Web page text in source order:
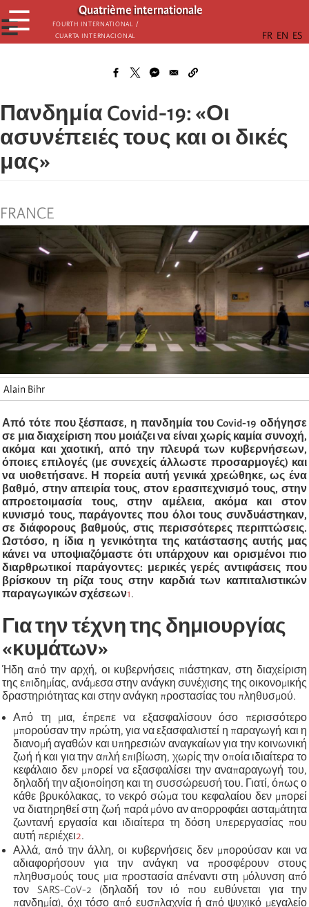
Παράκαμψη
προς
το
Quatrième internationale
Fourth International /
Cuarta Internacional
☰
☰
Πανδημία Covid-19: «Οι
ασυνέπειές τους και οι δικές
μας»
FRANCE
Alain Bihr
Από τότε που ξέσπασε, η πανδημία του Covid-19 οδήγησε
σε μια διαχείριση που μοιάζει να είναι χωρίς καμία συνοχή,
ακόμα και χαοτική, από την πλευρά των κυβερνήσεων,
όποιες επιλογές (με συνεχείς άλλωστε προσαρμογές) και
να υιοθετήσανε. Η πορεία αυτή γενικά χρεώθηκε, ως ένα
βαθμό, στην απειρία τους, στον ερασιτεχνισμό τους, στην
απροετοιμασία τους, στην αμέλεια, ακόμα και στον
κυνισμό τους, παράγοντες που όλοι τους συνδυάστηκαν,
σε διάφορους βαθμούς, στις περισσότερες περιπτώσεις.
Ωστόσο, η ίδια η γενικότητα της κατάστασης αυτής μας
κάνει να υποψιαζόμαστε ότι υπάρχουν και ορισμένοι πιο
διαρθρωτικοί παράγοντες: μερικές γερές αντιφάσεις που
βρίσκουν τη ρίζα τους στην καρδιά των καπιταλιστικών
παραγωγικών σχέσεων1.
Για την τέχνη της δημιουργίας
«κυμάτων»
Ήδη από την αρχή, οι κυβερνήσεις πιάστηκαν, στη διαχείριση
της επιδημίας, ανάμεσα στην ανάγκη συνέχισης της οικονομικής
δραστηριότητας και στην ανάγκη προστασίας του πληθυσμού.
Από τη μια, έπρεπε να εξασφαλίσουν όσο περισσότερο
μπορούσαν την πρώτη, για να εξασφαλιστεί η παραγωγή και η
διανομή αγαθών και υπηρεσιών αναγκαίων για την κοινωνική
ζωή ή και για την απλή επιβίωση, χωρίς την οποία ιδιαίτερα το
κεφάλαιο δεν μπορεί να εξασφαλίσει την αναπαραγωγή του,
δηλαδή την αξιοποίηση και τη συσσώρευσή του. Γιατί, όπως ο
κάθε βρυκόλακας, το νεκρό σώμα του κεφαλαίου δεν μπορεί
να διατηρηθεί στη ζωή παρά μόνο αν απορροφάει ασταμάτητα
ζωντανή εργασία και ιδιαίτερα τη δόση υπερεργασίας που
αυτή περιέχει2.
Αλλά, από την άλλη,οι κυβερνήσεις δεν μπορούσαν και να
αδιαφορήσουν για την ανάγκη να προσφέρουν στους
πληθυσμούς τους μια προστασία απέναντι στη μόλυνση από
τον SARS-CoV-2 (δηλαδή τον ιό που ευθύνεται για την
πανδημία), όχι τόσο από ευσπλαχνία ή από ψυχικό μεγαλείο